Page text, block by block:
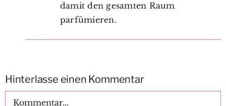
damit den gesamten Raum
parfümieren.
Hinterlasse einen Kommentar
Kommentar